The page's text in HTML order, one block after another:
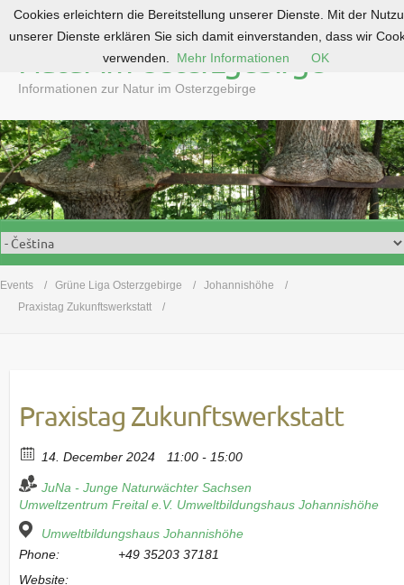
o
c
o
n
t
e
n
Natur im Osterzgebirge
Informationen zur Natur im Osterzgebirge
Events Grüne Liga Osterzgebirge
Johannishöhe
Praxistag Zukunftswerkstatt
Praxistag Zukunftswerkstatt
14. December 2024 11:00 - 15:00
JuNa - Junge Naturwächter Sachsen
Umweltzentrum Freital e.V. Umweltbildungshaus Johannishöhe
Umweltbildungshaus Johannishöhe
Phone:
+49 35203 37181
Website:
Cookies erleichtern die Bereitstellung unserer Dienste. Mit der
unserer Dienste erklären Sie sich damit einverstanden, dass wir
verwenden.
Mehr Informationen OK